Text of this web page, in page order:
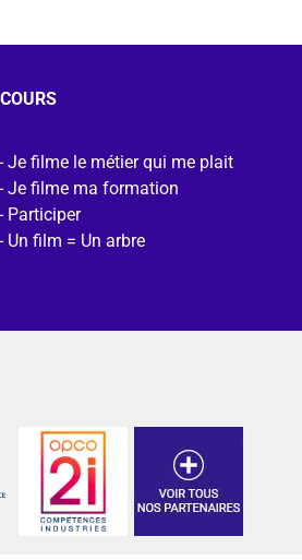
Je filme le métier qui me plait
Je filme ma formation
Participer
Un film = Un arbre